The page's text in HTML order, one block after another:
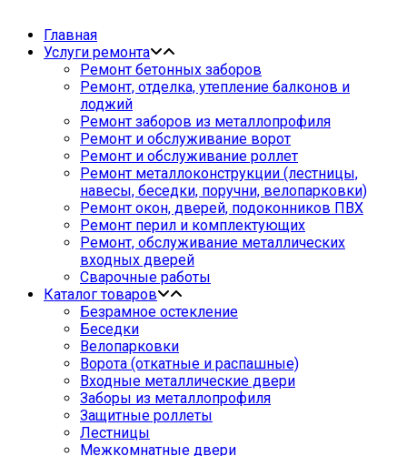
Главная
Услуги ремонта
Ремонт бетонных заборов
Ремонт, отделка, утепление балконов и
лоджий
Ремонт заборов из металлопрофиля
Ремонт и обслуживание ворот
Ремонт и обслуживание роллет
Ремонт металлоконструкции (лестницы,
навесы, беседки, поручни, велопарковки)
Ремонт окон, дверей, подоконников ПВХ
Ремонт перил и комплектующих
Ремонт, обслуживание металлических
входных дверей
Сварочные работы
Каталог товаров
Безрамное остекление
Беседки
Велопарковки
Ворота (откатные и распашные)
Входные металлические двери
Заборы из металлопрофиля
Защитные роллеты
Лестницы
Межкомнатные двери